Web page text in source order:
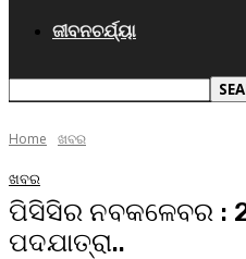
ଜୀବନଚର୍ଯ୍ୟା
Home ଖବର
ଖବର
ପିସିସିର ନବକଳେବର :
ପଦଯାତ୍ରା..